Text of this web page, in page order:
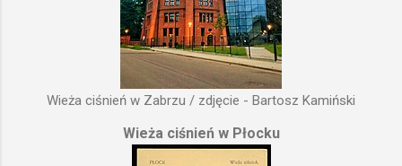
Wieża ciśnień w Zabrzu / zdjęcie - Bartosz Kamiński
Wieża ciśnień w Płocku